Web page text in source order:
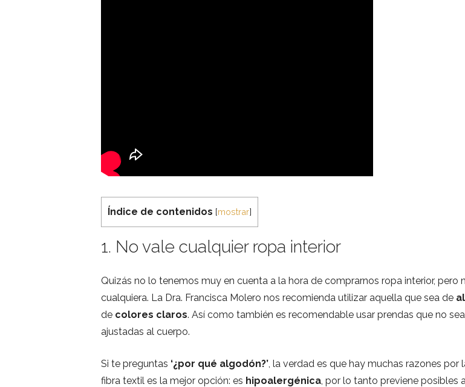
Índice de contenidos [mostrar]
1. No vale cualquier ropa interior
Quizás no lo tenemos muy en cuenta a la hora de comprarnos ropa interior, pero
cualquiera. La Dra. Francisca Molero nos recomienda utilizar aquella que sea de
de colores claros. Así como también es recomendable usar prendas que no
ajustadas al cuerpo.
Si te preguntas ‘¿por qué algodón?’ , la verdad es que hay muchas razones por
fibra textil es la mejor opción: es hipoalergénica , por lo tanto previene posibles